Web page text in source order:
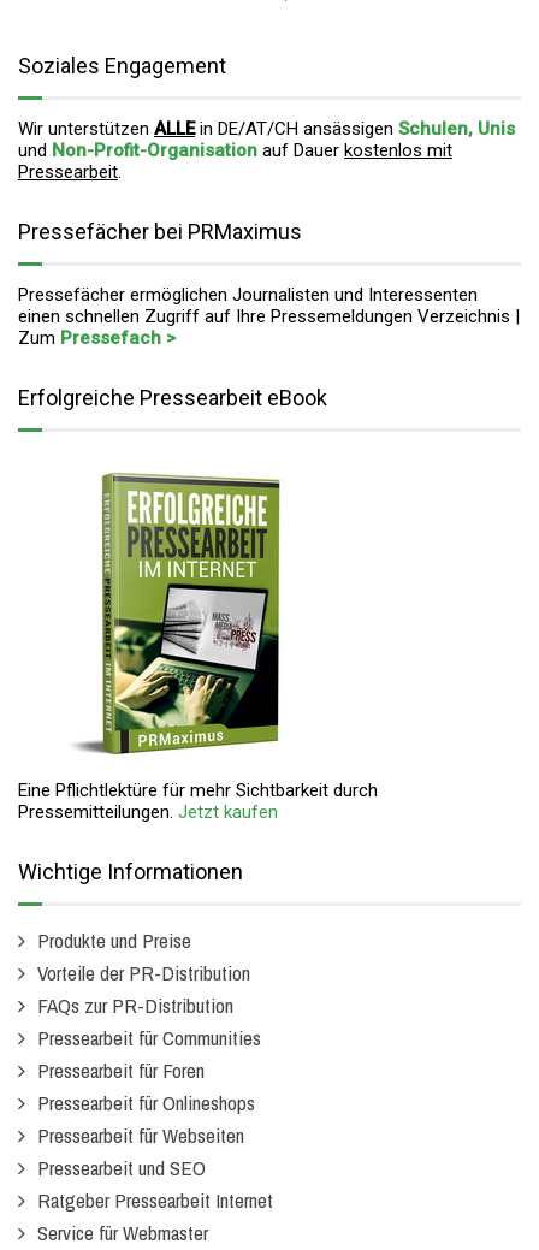
Soziales Engagement
Wir unterstützen ALLEin DE/AT/CH ansässigen Schulen, Unis
und Non-Profit-Organisation auf Dauer kostenlos mit
Pressearbeit.
Pressefächer bei PRMaximus
Pressefächer ermöglichen Journalisten und Interessenten
einen schnellen Zugriff auf Ihre Pressemeldungen Verzeichnis |
Zum Pressefach >
Erfolgreiche Pressearbeit eBook
Eine Pflichtlektüre für mehr Sichtbarkeit durch
Pressemitteilungen. Jetzt kaufen
Wichtige Informationen
Produkte und Preise
Vorteile der PR-Distribution
FAQs zur PR-Distribution
Pressearbeit für Communities
Pressearbeit für Foren
Pressearbeit für Onlineshops
Pressearbeit für Webseiten
Pressearbeit und SEO
Ratgeber Pressearbeit Internet
Service für Webmaster